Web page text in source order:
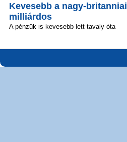
Kevesebb a nagy-britanniai
milliárdos
A pénzük is kevesebb lett tavaly óta